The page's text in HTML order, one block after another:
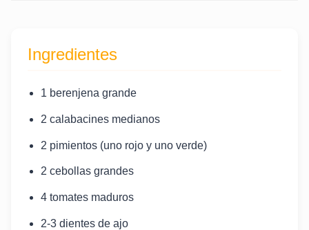
Ingredientes
1 berenjena grande
2 calabacines medianos
2 pimientos (uno rojo y uno verde)
2 cebollas grandes
4 tomates maduros
2-3 dientes de ajo